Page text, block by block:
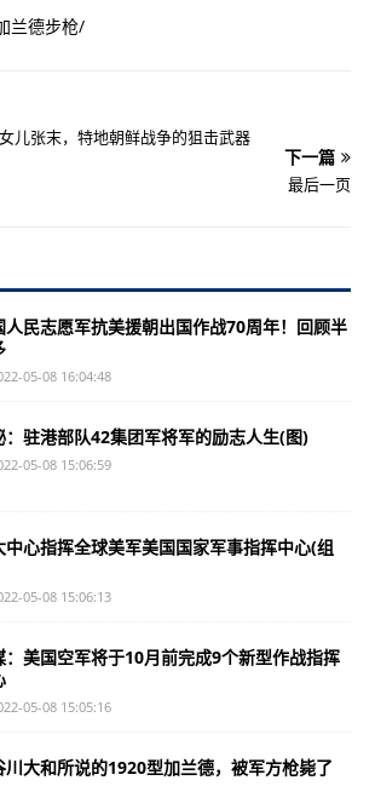
兰德步枪/
儿张末，特地朝鲜战争的狙击武器
下一篇
最后一页
人民志愿军抗美援朝出国作战70周年！回顾半
05-08 16:04:48
：驻港部队42集团军将军的励志人生(图)
05-08 15:06:59
中心指挥全球美军美国国家军事指挥中心(组
05-08 15:06:13
：美国空军将于10月前完成9个新型作战指挥
05-08 15:05:16
川大和所说的1920型加兰德，被军方枪毙了